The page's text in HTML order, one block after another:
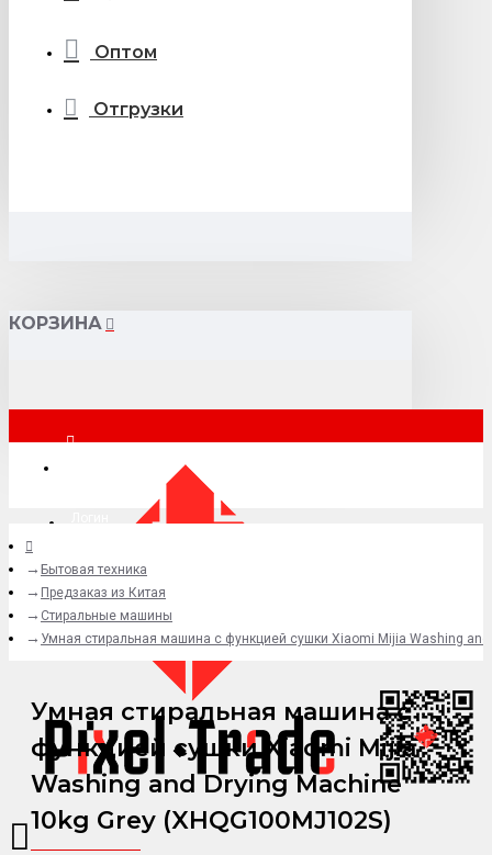
Оптом
Отгрузки
КОРЗИНА
+7 (495) 015-41-41
Бытовая техника
Предзаказ из Китая
Стиральные машины
Умная стиральная машина с функцией сушки Xiaomi Mijia Washing
Умная стиральная машина с
функцией сушки Xiaomi Mijia
Washing and Drying Machine
10kg Grey (XHQG100MJ102S)